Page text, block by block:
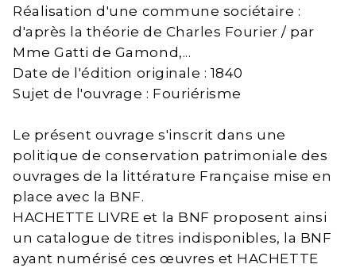
Réalisation d'une commune sociétaire :
d'après la théorie de Charles Fourier / par
Mme Gatti de Gamond,...
Date de l'édition originale : 1840
Sujet de l'ouvrage : Fouriérisme
Le présent ouvrage s'inscrit dans une
politique de conservation patrimoniale des
ouvrages de la littérature Française mise en
place avec la BNF.
HACHETTE LIVRE et la BNF proposent ainsi
un catalogue de titres indisponibles, la BNF
ayant numérisé ces œuvres et HACHETTE